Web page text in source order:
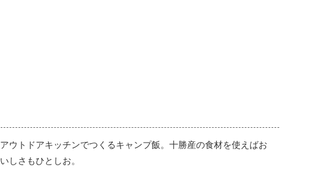
アウトドアキッチンでつくるキャンプ飯。十勝産の食材を使えばお
いしさもひとしお。